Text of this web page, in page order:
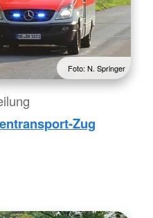
Foto: N. Springer
Zug